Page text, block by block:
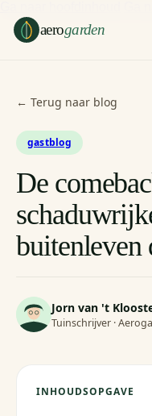
aerogarden
← Terug naar blog
gastblog
De
buitenleven
Jorn van 't
Tuinschrijver ·
INHOUDSOPGAVE